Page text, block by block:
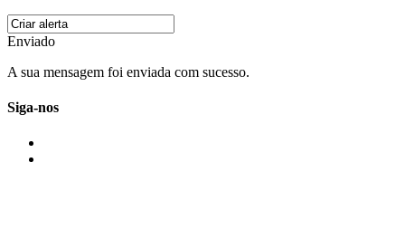
Enviado
A sua mensagem foi enviada com sucesso.
Siga-nos